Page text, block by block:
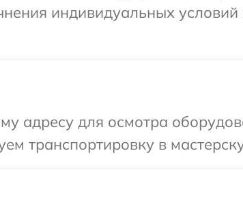
индивидуальных
адресу для осмотра
транспортировку в